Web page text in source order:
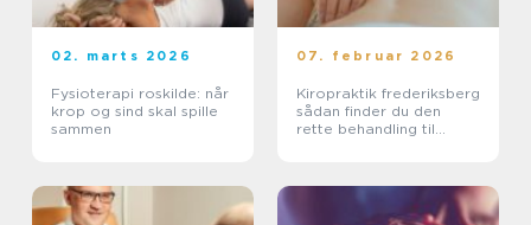
02. marts 2026
Fysioterapi roskilde: når
krop og sind skal spille
sammen
07. februar 2026
Kiropraktik frederiksberg
sådan finder du den
rette behandling til